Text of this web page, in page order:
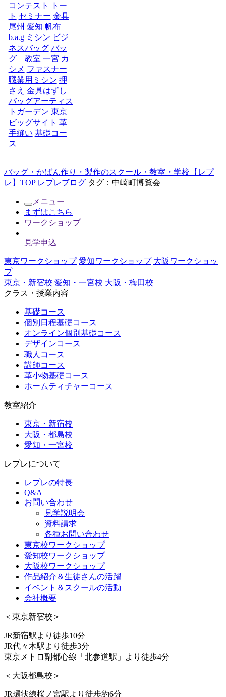
コンテスト
トー
ト セミナー 金具
尾州 愛知 帆布
b.a.g ミシン ビジ
ネスバッグ バッ
グ 教室 一宮 カ
シメ ファスナー
職業用ミシン 押
さえ 金具はずし
バッグアーティス
トガーデン 東京
ビッグサイト 革
手縫い 基礎コー
ス
バッグ・かばん作り・製作のスクール・教室・学校【レプ
レ】TOP レプレブログ タグ：中崎町博覧会
メニュー
まずはこちら
ワークショップ
見学申込
東京ワークショップ 愛知ワークショップ 大阪ワークショッ
プ
東京・新宿校 愛知・一宮校 大阪・梅田校
クラス・授業内容
基礎コース
個別日程基礎コース
オンライン個別基礎コース
デザインコース
職人コース
講師コース
革小物基礎コース
ホームティチャーコース
教室紹介
東京・新宿校
大阪・都島校
愛知・一宮校
レプレについて
レプレの特長
Q&A
お問い合わせ
見学説明会
資料請求
各種お問い合わせ
東京校ワークショップ
愛知校ワークショップ
大阪校ワークショップ
作品紹介＆生徒さんの活躍
イベント＆スクールの活動
会社概要
＜東京新宿校＞
JR新宿駅より徒歩10分
JR代々木駅より徒歩3分
東京メトロ副都心線「北参道駅」より徒歩4分
＜大阪都島校＞
JR環状線桜ノ宮駅より徒歩約6分